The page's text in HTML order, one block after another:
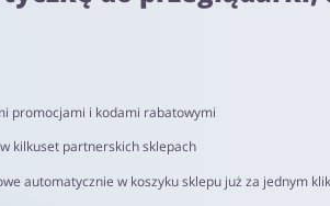
wtyczki alerabat.com. Pamiętaj aby przed
wynosi od 40 do 90 dni.
promocjami i kodami rabatowymi
kilkuset partnerskich sklepach
automatycznie w koszyku sklepu już za jednym